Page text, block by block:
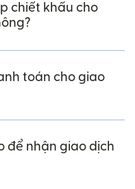
chiết khấu cho
toán cho giao
để nhận giao dịch